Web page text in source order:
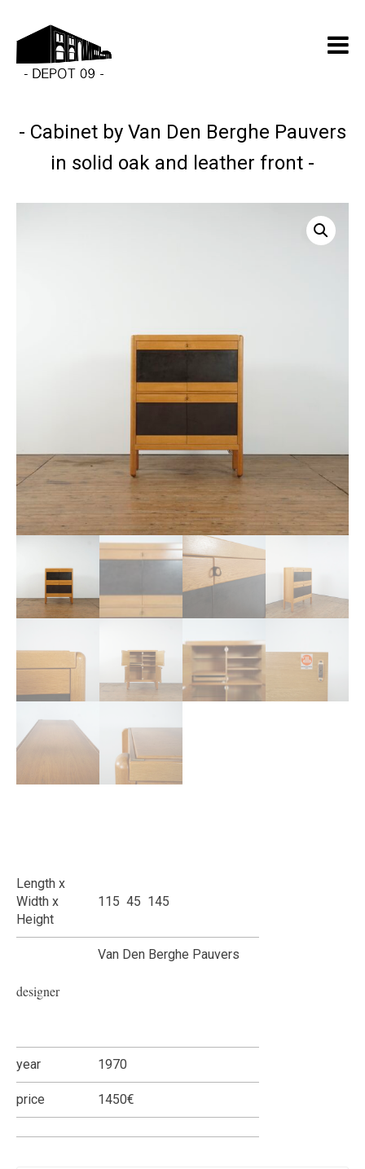
Cabinet by Van Den Berghe Pauvers
in solid oak and leather front
Length x
Width x
Height
115 45 145
designer
Van Den Berghe Pauvers
year 1970
price 1450€